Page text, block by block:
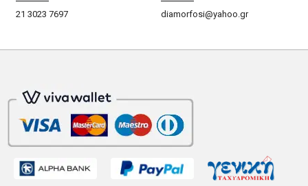
21 3023 7697 diamorfosi@yahoo.gr